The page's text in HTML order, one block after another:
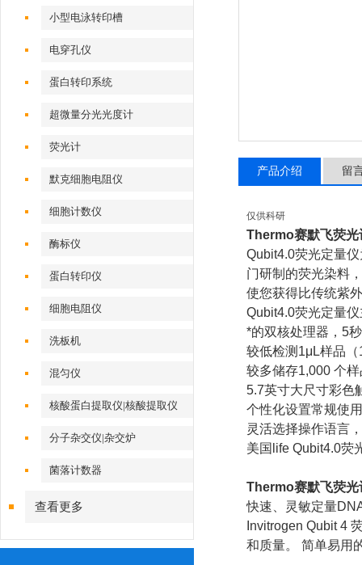
小型电泳转印槽
电穿孔仪
蛋白转印系统
超微量分光光度计
荧光计
默克细胞电阻仪
细胞计数仪
酶标仪
蛋白转印仪
细胞电阻仪
洗板机
混匀仪
核酸蛋白提取仪|核酸提取仪
分子杂交仪|杂交炉
菌落计数器
查看更多
产品介绍 留
仅供科研
Thermo赛默飞荧光
Qubit4.0荧光定量
门研制的荧光染料
使您获得比传统紫
Qubit4.0荧光定量
*的双核处理器，5
较低检测1μL样品
较多储存1,000 个
5.7英寸大尺寸彩色
个性化设置常规使
灵活选择操作语言
美国life Qubit4.0荧
Thermo赛默飞荧光
快速、灵敏定量
Invitrogen Qubit 4
和质量。 简单易用